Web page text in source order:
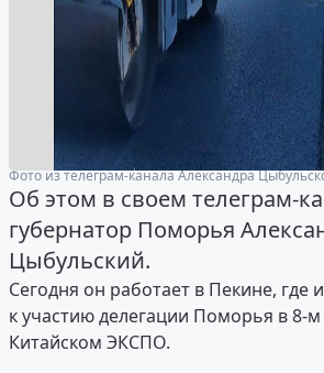
Фото из телеграм-канала Александра
Об этом в своем телеграм-
губернатор Поморья
Цыбульский.
Сегодня он работает в Пекине, где
к участию делегации Поморья в 8-м
Китайском ЭКСПО.